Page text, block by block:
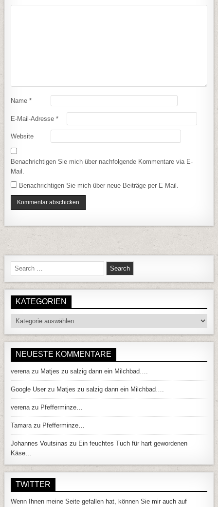
Name*
E-Mail-Adresse*
Website
Benachrichtigen Sie mich über nachfolgende Kommentare via E-
Mail.
Benachrichtigen Sie mich über neue Beiträge per E-Mail.
Search for:
KATEGORIEN
Kategorien
NEUESTE KOMMENTARE
verenazu Matjes zu salzig dann ein Milchbad….
Google User zu Matjes zu salzig dann ein Milchbad….
verenazu Pfefferminze…
Tamarazu Pfefferminze…
Johannes Voutsinas zu Ein feuchtes Tuch für hart gewordenen
Käse…
TWITTER
Wenn Ihnen meine Seite gefallen hat, können Sie mir auch auf